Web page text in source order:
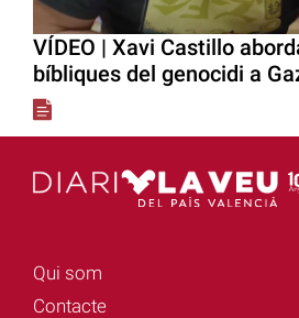
VÍDEO | Xavi Castillo
bíbliques del genocidi a
Qui som
Contacte